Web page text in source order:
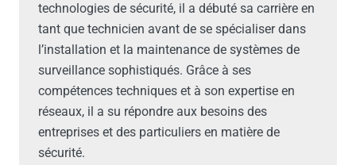
technologies de sécurité, il a débuté sa carrière en
tant que technicien avant de se spécialiser dans
l’installation et la maintenance de systèmes de
surveillance sophistiqués. Grâce à ses
compétences techniques et à son expertise en
réseaux, il a su répondre aux besoins des
entreprises et des particuliers en matière de
sécurité.